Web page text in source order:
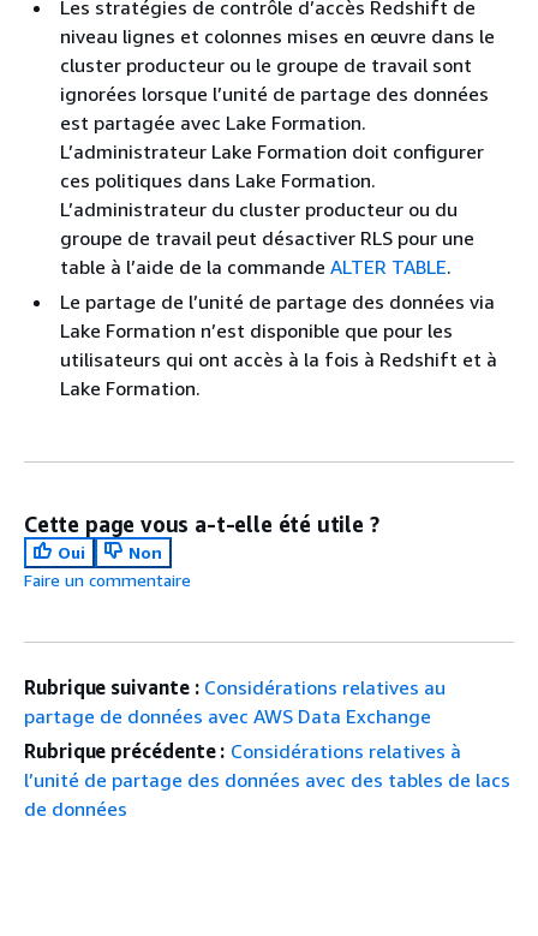
Les stratégies de contrôle d’accès Redshift de
niveau lignes et colonnes mises en œuvre dans le
cluster producteur ou le groupe de travail sont
ignorées lorsque l’unité de partage des données
est partagée avec Lake Formation.
L’administrateur Lake Formation doit configurer
ces politiques dans Lake Formation.
L’administrateur du cluster producteur ou du
groupe de travail peut désactiver RLS pour une
table à l’aide de la commande ALTER TABLE.
Le partage de l’unité de partage des données via
Lake Formation n’est disponible que pour les
utilisateurs qui ont accès à la fois à Redshift et à
Lake Formation.
Cette page vous a-t-elle été utile ?
Oui
Non
Faire un commentaire
Rubrique suivante : Considérations relatives au
partage de données avec AWS Data Exchange
Rubrique précédente : Considérations relatives à
l’unité de partage des données avec des tables de lacs
de données